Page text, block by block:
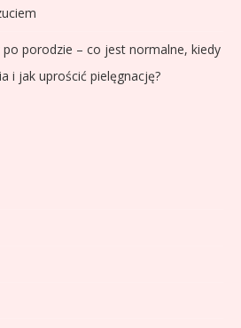
po porodzie – co jest normalne, kiedy
i jak uprościć pielęgnację?
wiek:
wiek: ile lat ma legenda